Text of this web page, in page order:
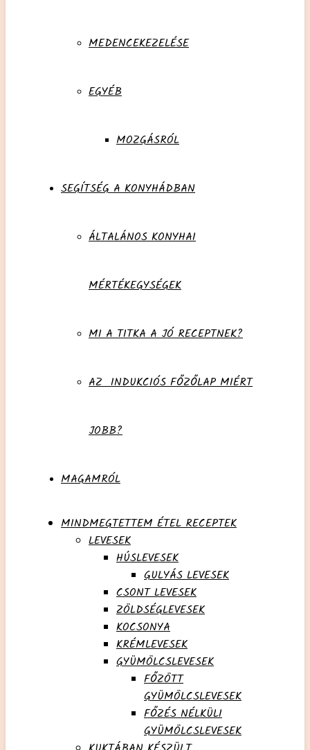
MEDENCEKEZELÉSE
EGYÉB
MOZGÁSRÓL
SEGÍTSÉG A KONYHÁDBAN
ÁLTALÁNOS KONYHAI
MÉRTÉKEGYSÉGEK
MI A TITKA A JÓ RECEPTNEK?
AZ INDUKCIÓS FŐZŐLAP MIÉRT
JOBB?
MAGAMRÓL
MINDMEGTETTEM ÉTEL RECEPTEK
LEVESEK
HÚSLEVESEK
GULYÁS LEVESEK
CSONT LEVESEK
ZÖLDSÉGLEVESEK
KOCSONYA
KRÉMLEVESEK
GYÜMÖLCSLEVESEK
FŐZÖTT
GYÜMÖLCSLEVESEK
FŐZÉS NÉLKÜLI
GYÜMÖLCSLEVESEK